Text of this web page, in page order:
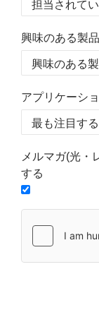
興味のある製品
アプリケーシ
メルマガ(光・
する